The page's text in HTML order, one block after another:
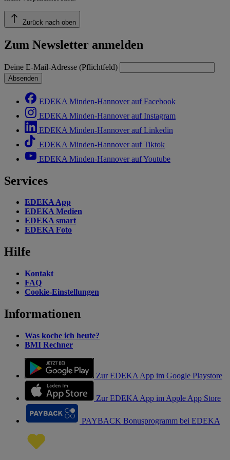
Zurück nach oben
Zum Newsletter anmelden
Deine E-Mail-Adresse (Pflichtfeld)
Absenden
EDEKA Minden-Hannover auf Facebook
EDEKA Minden-Hannover auf Instagram
EDEKA Minden-Hannover auf Linkedin
EDEKA Minden-Hannover auf Tiktok
EDEKA Minden-Hannover auf Youtube
Services
EDEKA App
EDEKA Medien
EDEKA smart
EDEKA Foto
Hilfe
Kontakt
FAQ
Cookie-Einstellungen
Informationen
Was koche ich heute?
BMI Rechner
Zur EDEKA App im Google Playstore
Zur EDEKA App im Apple App Store
PAYBACK Bonusprogramm bei EDEKA